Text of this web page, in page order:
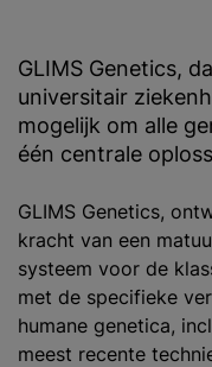
GLIMS Genetics,
universitair
mogelijk om alle
één centrale
GLIMS Genetics,
kracht van een
systeem voor de
met de specifieke
humane genetica,
meest recente